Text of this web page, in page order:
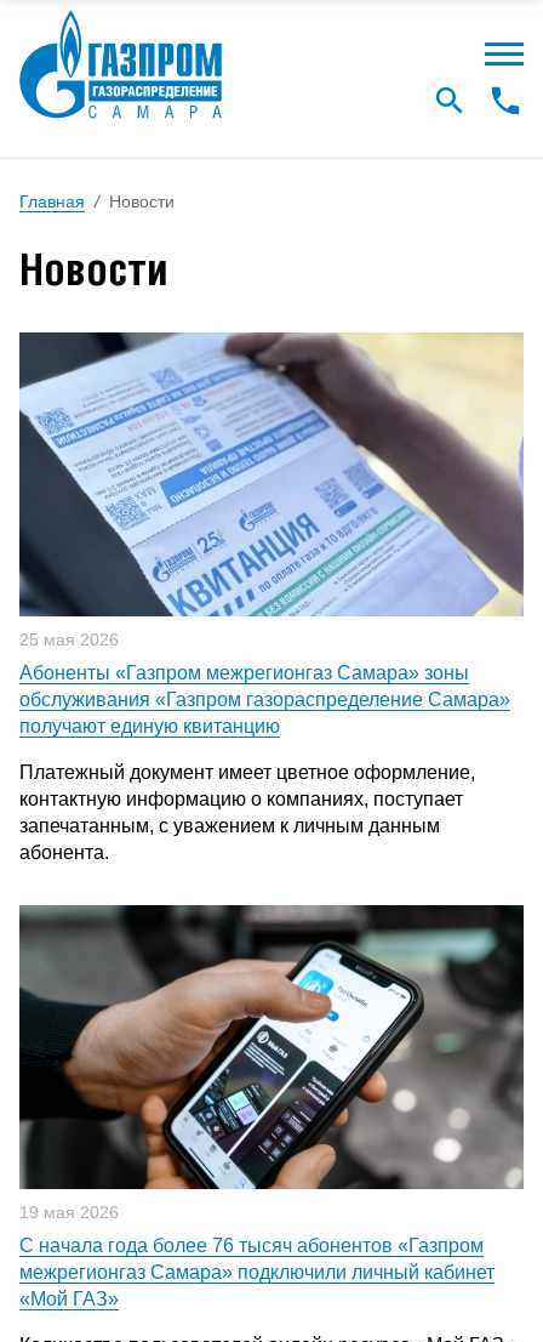
Главная / Новости
Новости
25 мая 2026
Абоненты «Газпром межрегионгаз Самара» зоны
обслуживания «Газпром газораспределение Самара»
получают единую квитанцию
Платежный документ имеет цветное оформление,
контактную информацию о компаниях, поступает
запечатанным, с уважением к личным данным
абонента.
19 мая 2026
С начала года более 76 тысяч абонентов «Газпром
межрегионгаз Самара» подключили личный кабинет
«Мой ГАЗ»